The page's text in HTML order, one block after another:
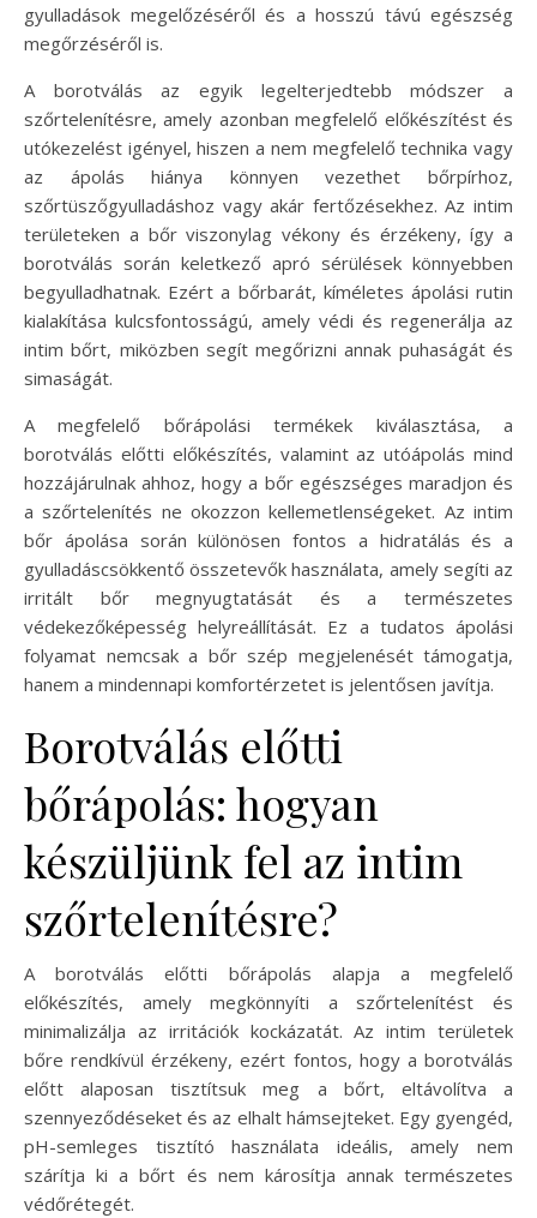
gyulladások megelőzéséről és a hosszú távú egészség
megőrzéséről is.
A borotválás az egyik legelterjedtebb módszer a
szőrtelenítésre, amely azonban megfelelő előkészítést és
utókezelést igényel, hiszen a nem megfelelő technika vagy
az ápolás hiánya könnyen vezethet bőrpírhoz,
szőrtüszőgyulladáshoz vagy akár fertőzésekhez. Az intim
területeken a bőr viszonylag vékony és érzékeny, így a
borotválás során keletkező apró sérülések könnyebben
begyulladhatnak. Ezért a bőrbarát, kíméletes ápolási rutin
kialakítása kulcsfontosságú, amely védi és regenerálja az
intim bőrt, miközben segít megőrizni annak puhaságát és
simaságát.
A megfelelő bőrápolási termékek kiválasztása, a
borotválás előtti előkészítés, valamint az utóápolás mind
hozzájárulnak ahhoz, hogy a bőr egészséges maradjon és
a szőrtelenítés ne okozzon kellemetlenségeket. Az intim
bőr ápolása során különösen fontos a hidratálás és a
gyulladáscsökkentő összetevők használata, amely segíti az
irritált bőr megnyugtatását és a természetes
védekezőképesség helyreállítását. Ez a tudatos ápolási
folyamat nemcsak a bőr szép megjelenését támogatja,
hanem a mindennapi komfortérzetet is jelentősen javítja.
Borotválás előtti
bőrápolás: hogyan
készüljünk fel az intim
szőrtelenítésre?
A borotválás előtti bőrápolás alapja a megfelelő
előkészítés, amely megkönnyíti a szőrtelenítést és
minimalizálja az irritációk kockázatát. Az intim területek
bőre rendkívül érzékeny, ezért fontos, hogy a borotválás
előtt alaposan tisztítsuk meg a bőrt, eltávolítva a
szennyeződéseket és az elhalt hámsejteket. Egy gyengéd,
pH-semleges tisztító használata ideális, amely nem
szárítja ki a bőrt és nem károsítja annak természetes
védőrétegét.